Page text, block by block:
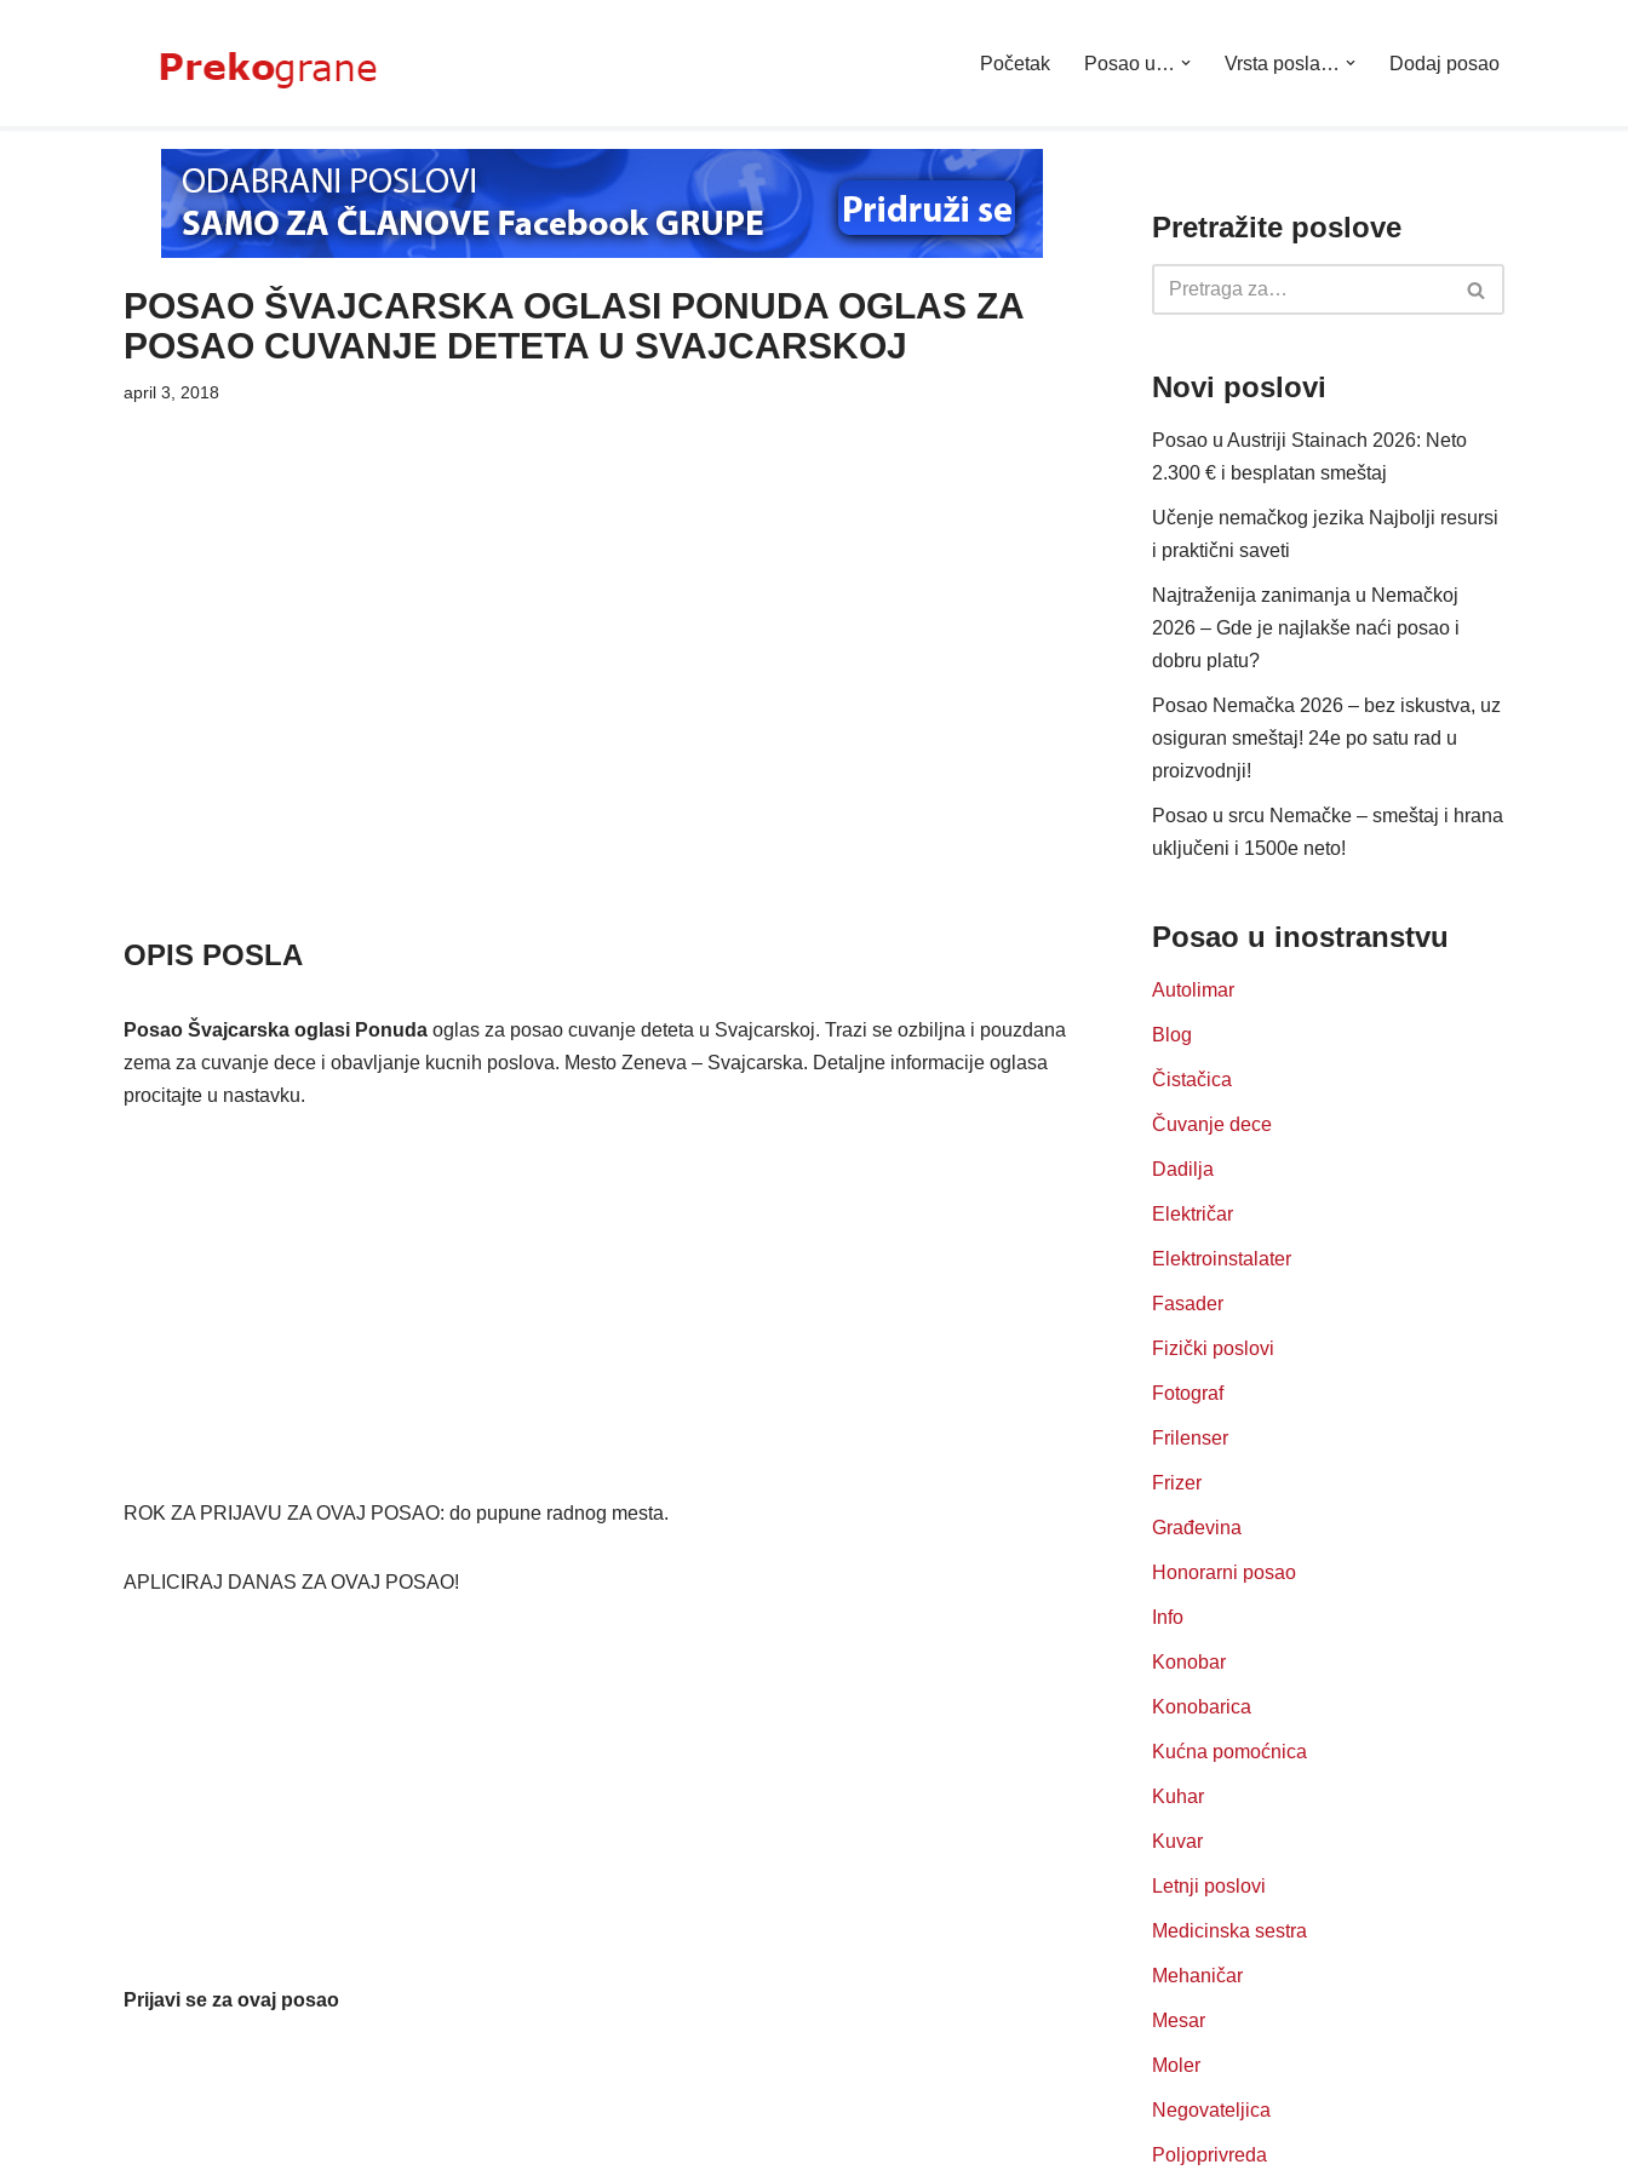
Početak Posao u… Vrsta posla… Dodaj posao
POSAO ŠVAJCARSKA OGLASI PONUDA OGLAS ZA
POSAO CUVANJE DETETA U SVAJCARSKOJ
april 3, 2018
OPIS POSLA
Posao Švajcarska oglasi Ponuda oglas za posao cuvanje deteta u Svajcarskoj. Trazi se ozbiljna i pouzdana
zema za cuvanje dece i obavljanje kucnih poslova. Mesto Zeneva – Svajcarska. Detaljne informacije oglasa
procitajte u nastavku.
ROK ZA PRIJAVU ZA OVAJ POSAO: do pupune radnog mesta.
APLICIRAJ DANAS ZA OVAJ POSAO!
Prijavi se za ovaj posao
Pretražite poslove
Novi poslovi
Posao u Austriji Stainach 2026: Neto
2.300 € i besplatan smeštaj
Učenje nemačkog jezika Najbolji resursi
i praktični saveti
Najtraženija zanimanja u Nemačkoj
2026 – Gde je najlakše naći posao i
dobru platu?
Posao Nemačka 2026 – bez iskustva, uz
osiguran smeštaj! 24e po satu rad u
proizvodnji!
Posao u srcu Nemačke – smeštaj i hrana
uključeni i 1500e neto!
Posao u inostranstvu
Autolimar
Blog
Čistačica
Čuvanje dece
Dadilja
Električar
Elektroinstalater
Fasader
Fizički poslovi
Fotograf
Frilenser
Frizer
Građevina
Honorarni posao
Info
Konobar
Konobarica
Kućna pomoćnica
Kuhar
Kuvar
Letnji poslovi
Medicinska sestra
Mehaničar
Mesar
Moler
Negovateljica
Poljoprivreda